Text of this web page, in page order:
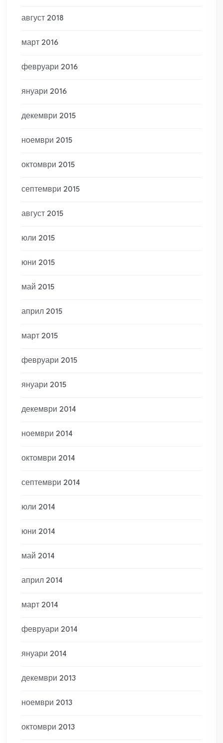
август 2018
март 2016
февруари 2016
януари 2016
декември 2015
ноември 2015
октомври 2015
септември 2015
август 2015
юли 2015
юни 2015
май 2015
април 2015
март 2015
февруари 2015
януари 2015
декември 2014
ноември 2014
октомври 2014
септември 2014
юли 2014
юни 2014
май 2014
април 2014
март 2014
февруари 2014
януари 2014
декември 2013
ноември 2013
октомври 2013